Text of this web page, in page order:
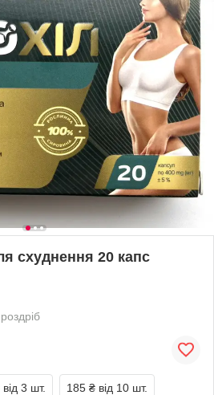
схуднення 20 капс
від 3 шт. 185 ₴ від 10 шт.